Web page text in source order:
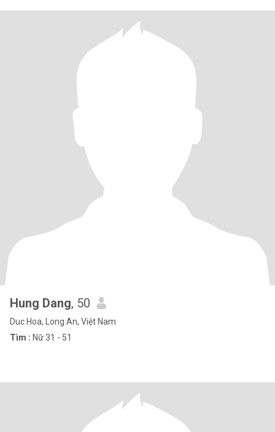
Hung Dang, 50
Duc Hoa, Long An, Việt Nam
Tìm : Nữ 31 - 51